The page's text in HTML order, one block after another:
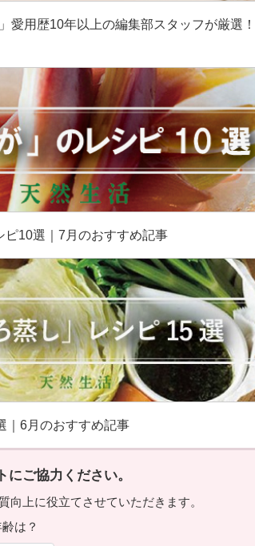
愛用歴10年以上の編集部スタッフが厳選
10選｜7月のおすすめ記事
｜6月のおすすめ記事